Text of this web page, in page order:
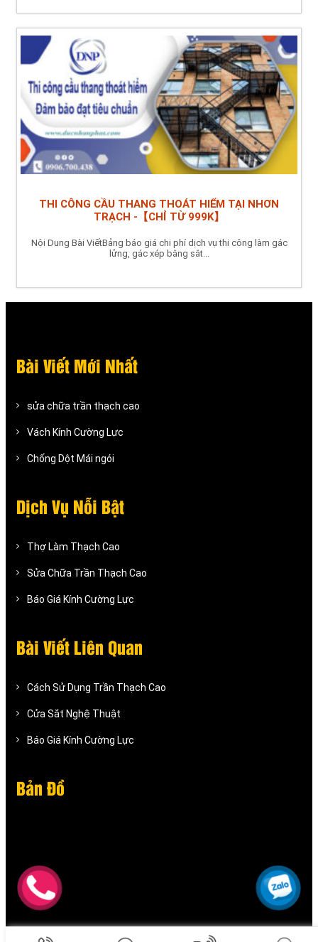
THI CÔNG CẦU THANG THOÁT HIỂM TẠI NHƠN
TRẠCH -【CHỈ TỪ 999K】
Nội Dung Bài ViếtBảng báo giá chi phí dịch vụ thi công làm gác
lửng, gác xép bằng sắt...
Bài Viết Mới Nhất
sửa chữa trần thạch cao
Vách Kính Cường Lực
Chống Dột Mái ngói
Dịch Vụ Nỗi Bật
Thợ Làm Thạch Cao
Sửa Chữa Trần Thạch Cao
Báo Giá Kính Cường Lực
Bài Viết Liên Quan
Cách Sử Dụng Trần Thạch Cao
Cửa Sắt Nghệ Thuật
Báo Giá Kính Cường Lực
Bản Đồ